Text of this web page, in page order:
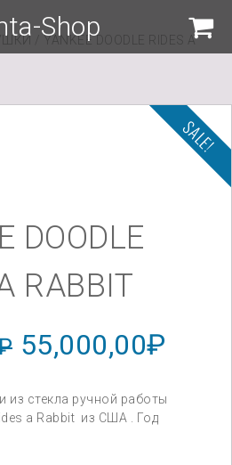
Shop
/ YANKEE DOODLE RIDES A
SALE!
DOODLE
RABBIT
составляла
55,000,00₽
из стекла ручной работы
a Rabbit из США . Год